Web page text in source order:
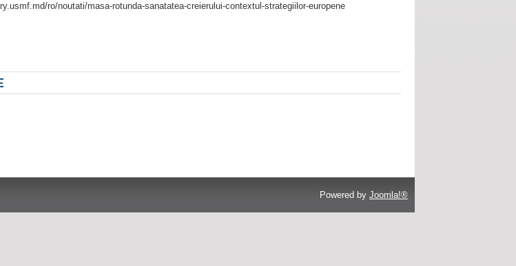
ro/noutati/masa-rotunda-sanatatea-creierului-contextul-strategiilor-europene
Powered by Joomla!®